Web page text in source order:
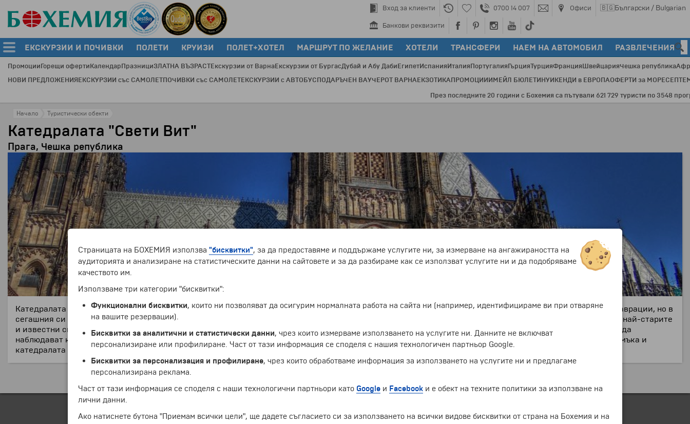
Вход за клиенти 0700 14 007 Офиси 🇧🇬Български / Bulgarian
Банкови реквизити
ЕКСКУРЗИИ И ПОЧИВКИ ПОЛЕТИ КРУИЗИ ПОЛЕТ+ХОТЕЛ МАРШРУТ ПО ЖЕЛАНИЕ ХОТЕЛИ ТРАНСФЕРИ НАЕМ НА АВТОМОБИЛ РАЗВЛЕЧЕНИЯ
ПромоцииГорещи офертиКалендарПразнициЗЛАТНА ВЪЗРАСТЕкскурзии от ВарнаЕкскурзии от БургасДубай и Абу ДабиЕгипетИспанияИталияПортугалияГърцияТурцияФранцияШвейцарияЧешка република
НОВИ ПРЕДЛОЖЕНИЯЕКСКУРЗИИ със САМОЛЕТПОЧИВКИ със САМОЛЕТЕКСКУРЗИИ с АВТОБУСПОДАРЪЧЕН ВАУЧЕРОТ ВАРНАЕКЗОТИКАПРОМОЦИИИМЕЙЛ БЮЛЕТИНУИКЕНДИ в ЕВРОПАОФЕРТИ за МОРЕ
През последните 20 години с Бохемия са пътували 621 729 туристи по 3548
Начало Туристически обекти
Катедралата "Свети Вит"
Прага, Чешка република
Катедралата "Свети Вит" е построена през 9 век от принцовете на Бохемия на брега на река Вълтава. През вековете тя е била подложена на много реставрации, но в
сегашния си вид е от 1929 г. Строежът на камбанарията започва през 1406 г., но през 1770 г. тя е реконструирана в бароков стил. Катедаралата е една от най-старите
и известни сгради в Чехия. По внушителното спираловидно стълбище с 287 стъпала посетителите могат да се изкачат на достатъчно високо място, за да
наблюдават красивата гледка към Златна Прага. Днес в църквата “Св. Вит” се съхраняват скъпоценните камъни на короната. Панорамната гледка на замъка и
катедралата се среща на почти всички туристически пътеводители на града и се е превърнала в символ не само на Прага, но и на цялата държава.
Страницата на БОХЕМИЯ използва "бисквитки", за да предоставяме и поддържаме услугите ни, за измерване на ангажираността на
аудиторията и анализиране на статистическите данни на сайтовете и за да разбираме как се използват услугите ни и да подобряваме
качеството им.
Използваме три категории "бисквитки":
Функционални бисквитки, които ни позволяват да осигурим нормалната работа на сайта ни (например, идентифицираме ви при отваряне
на вашите резервации).
Бисквитки за аналитични и статистически данни, чрез които измерваме използването на услугите ни. Данните не включват
персонализиране или профилиране. Част от тази информация се споделя с нашия технологичен партньор Google.
Бисквитки за персонализация и профилиране, чрез които обработваме информация за използването на услугите ни и предлагаме
персонализирана реклама.
Част от тази информация се споделя с наши технологични партньори като Google и Facebook и е обект на техните политики за използване на
лични данни.
Ако натиснете бутона "Приемам всички цели", ще дадете съгласието си за използването на всички видове бисквитки от страна на Бохемия и на